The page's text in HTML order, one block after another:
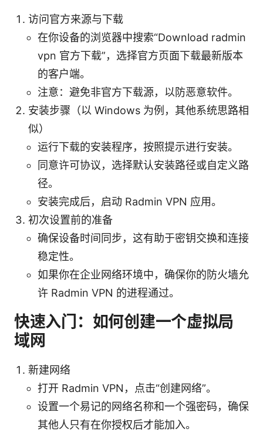
访问官方来源与下载
在你设备的浏览器中搜索“Download radmin
vpn 官方下载”，选择官方页面下载最新版本
的客户端。
注意：避免非官方下载源，以防恶意软件。
安装步骤（以 Windows 为例，其他系统思路相
似）
运行下载的安装程序，按照提示进行安装。
同意许可协议，选择默认安装路径或自定义路
径。
安装完成后，启动 Radmin VPN 应用。
初次设置前的准备
确保设备时间同步，这有助于密钥交换和连接
稳定性。
如果你在企业网络环境中，确保你的防火墙允
许 Radmin VPN 的进程通过。
快速入门：如何创建一个虚拟局
域网
新建网络
打开 Radmin VPN，点击“创建网络”。
设置一个易记的网络名称和一个强密码，确保
其他人只有在你授权后才能加入。